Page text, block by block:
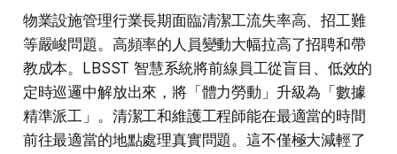
物業設施管理行業長期面臨清潔工流失率高、招工難
等嚴峻問題。高頻率的人員變動大幅拉高了招聘和帶
教成本。LBSST 智慧系統將前線員工從盲目、低效的
定時巡邏中解放出來，將「體力勞動」升級為「數據
精準派工」。清潔工和維護工程師能在最適當的時間
前往最適當的地點處理真實問題。這不僅極大減輕了